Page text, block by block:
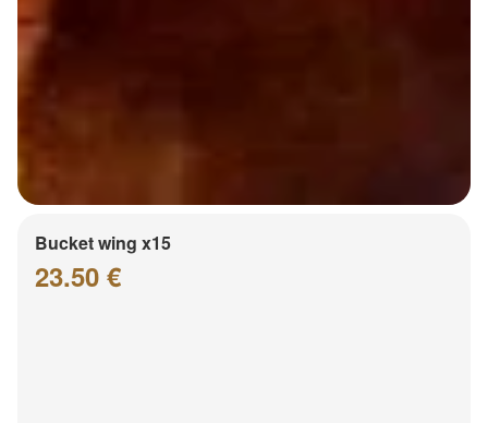
Bucket wing x15
23.50 €